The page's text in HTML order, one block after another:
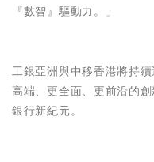
『數智』驅動力。」
工銀亞洲與中移香港將持
高端、更全面、更前沿的
銀行新紀元。